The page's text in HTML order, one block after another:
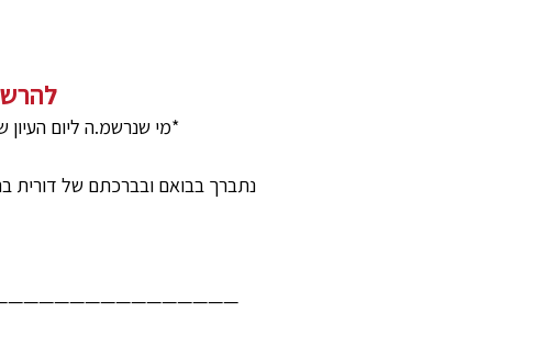
*מי שנרשמ.ה ליום
נתברך בבואם ובברכתם של דורית